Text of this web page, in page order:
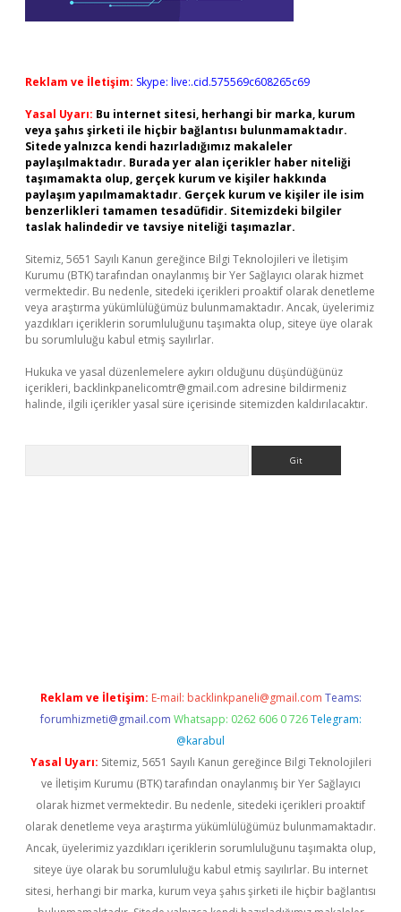
Reklam ve İletişim: Skype: live:.cid.575569c608265c69
Yasal Uyarı: Bu internet sitesi, herhangi bir marka, kurum
veya şahıs şirketi ile hiçbir bağlantısı bulunmamaktadır.
Sitede yalnızca kendi hazırladığımız makaleler
paylaşılmaktadır. Burada yer alan içerikler haber niteliği
taşımamakta olup, gerçek kurum ve kişiler hakkında
paylaşım yapılmamaktadır. Gerçek kurum ve kişiler ile isim
benzerlikleri tamamen tesadüfidir. Sitemizdeki bilgiler
taslak halindedir ve tavsiye niteliği taşımazlar.
Sitemiz, 5651 Sayılı Kanun gereğince Bilgi Teknolojileri ve İletişim
Kurumu (BTK) tarafından onaylanmış bir Yer Sağlayıcı olarak hizmet
vermektedir. Bu nedenle, sitedeki içerikleri proaktif olarak denetleme
veya araştırma yükümlülüğümüz bulunmamaktadır. Ancak, üyelerimiz
yazdıkları içeriklerin sorumluluğunu taşımakta olup, siteye üye olarak
bu sorumluluğu kabul etmiş sayılırlar.
Hukuka ve yasal düzenlemelere aykırı olduğunu düşündüğünüz
içerikleri, backlinkpanelicomtr@gmail.com adresine bildirmeniz
halinde, ilgili içerikler yasal süre içerisinde sitemizden kaldırılacaktır.
Reklam ve İletişim: E-mail: backlinkpaneli@gmail.com Teams:
forumhizmeti@gmail.com Whatsapp: 0262 606 0 726 Telegram:
@karabul
Yasal Uyarı: Sitemiz, 5651 Sayılı Kanun gereğince Bilgi Teknolojileri
ve İletişim Kurumu (BTK) tarafından onaylanmış bir Yer Sağlayıcı
olarak hizmet vermektedir. Bu nedenle, sitedeki içerikleri proaktif
olarak denetleme veya araştırma yükümlülüğümüz bulunmamaktadır.
Ancak, üyelerimiz yazdıkları içeriklerin sorumluluğunu taşımakta olup,
siteye üye olarak bu sorumluluğu kabul etmiş sayılırlar. Bu internet
sitesi, herhangi bir marka, kurum veya şahıs şirketi ile hiçbir bağlantısı